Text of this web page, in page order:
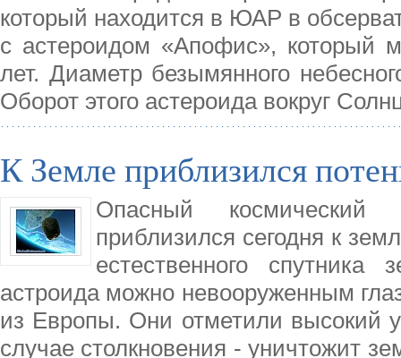
который находится в ЮАР в
с астероидом «Апофис», который
лет. Диаметр безымянного
Оборот этого астероида вокруг
К Земле приблизился
Опасный космический
приблизился сегодня к
естественного
астроида можно невооруженным
из Европы. Они отметили высокий
случае столкновения - уничтожит